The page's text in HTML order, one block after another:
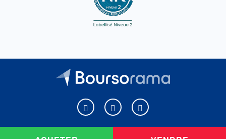
Boursorama sur Facebook
Boursorama sur XBoursorama sur